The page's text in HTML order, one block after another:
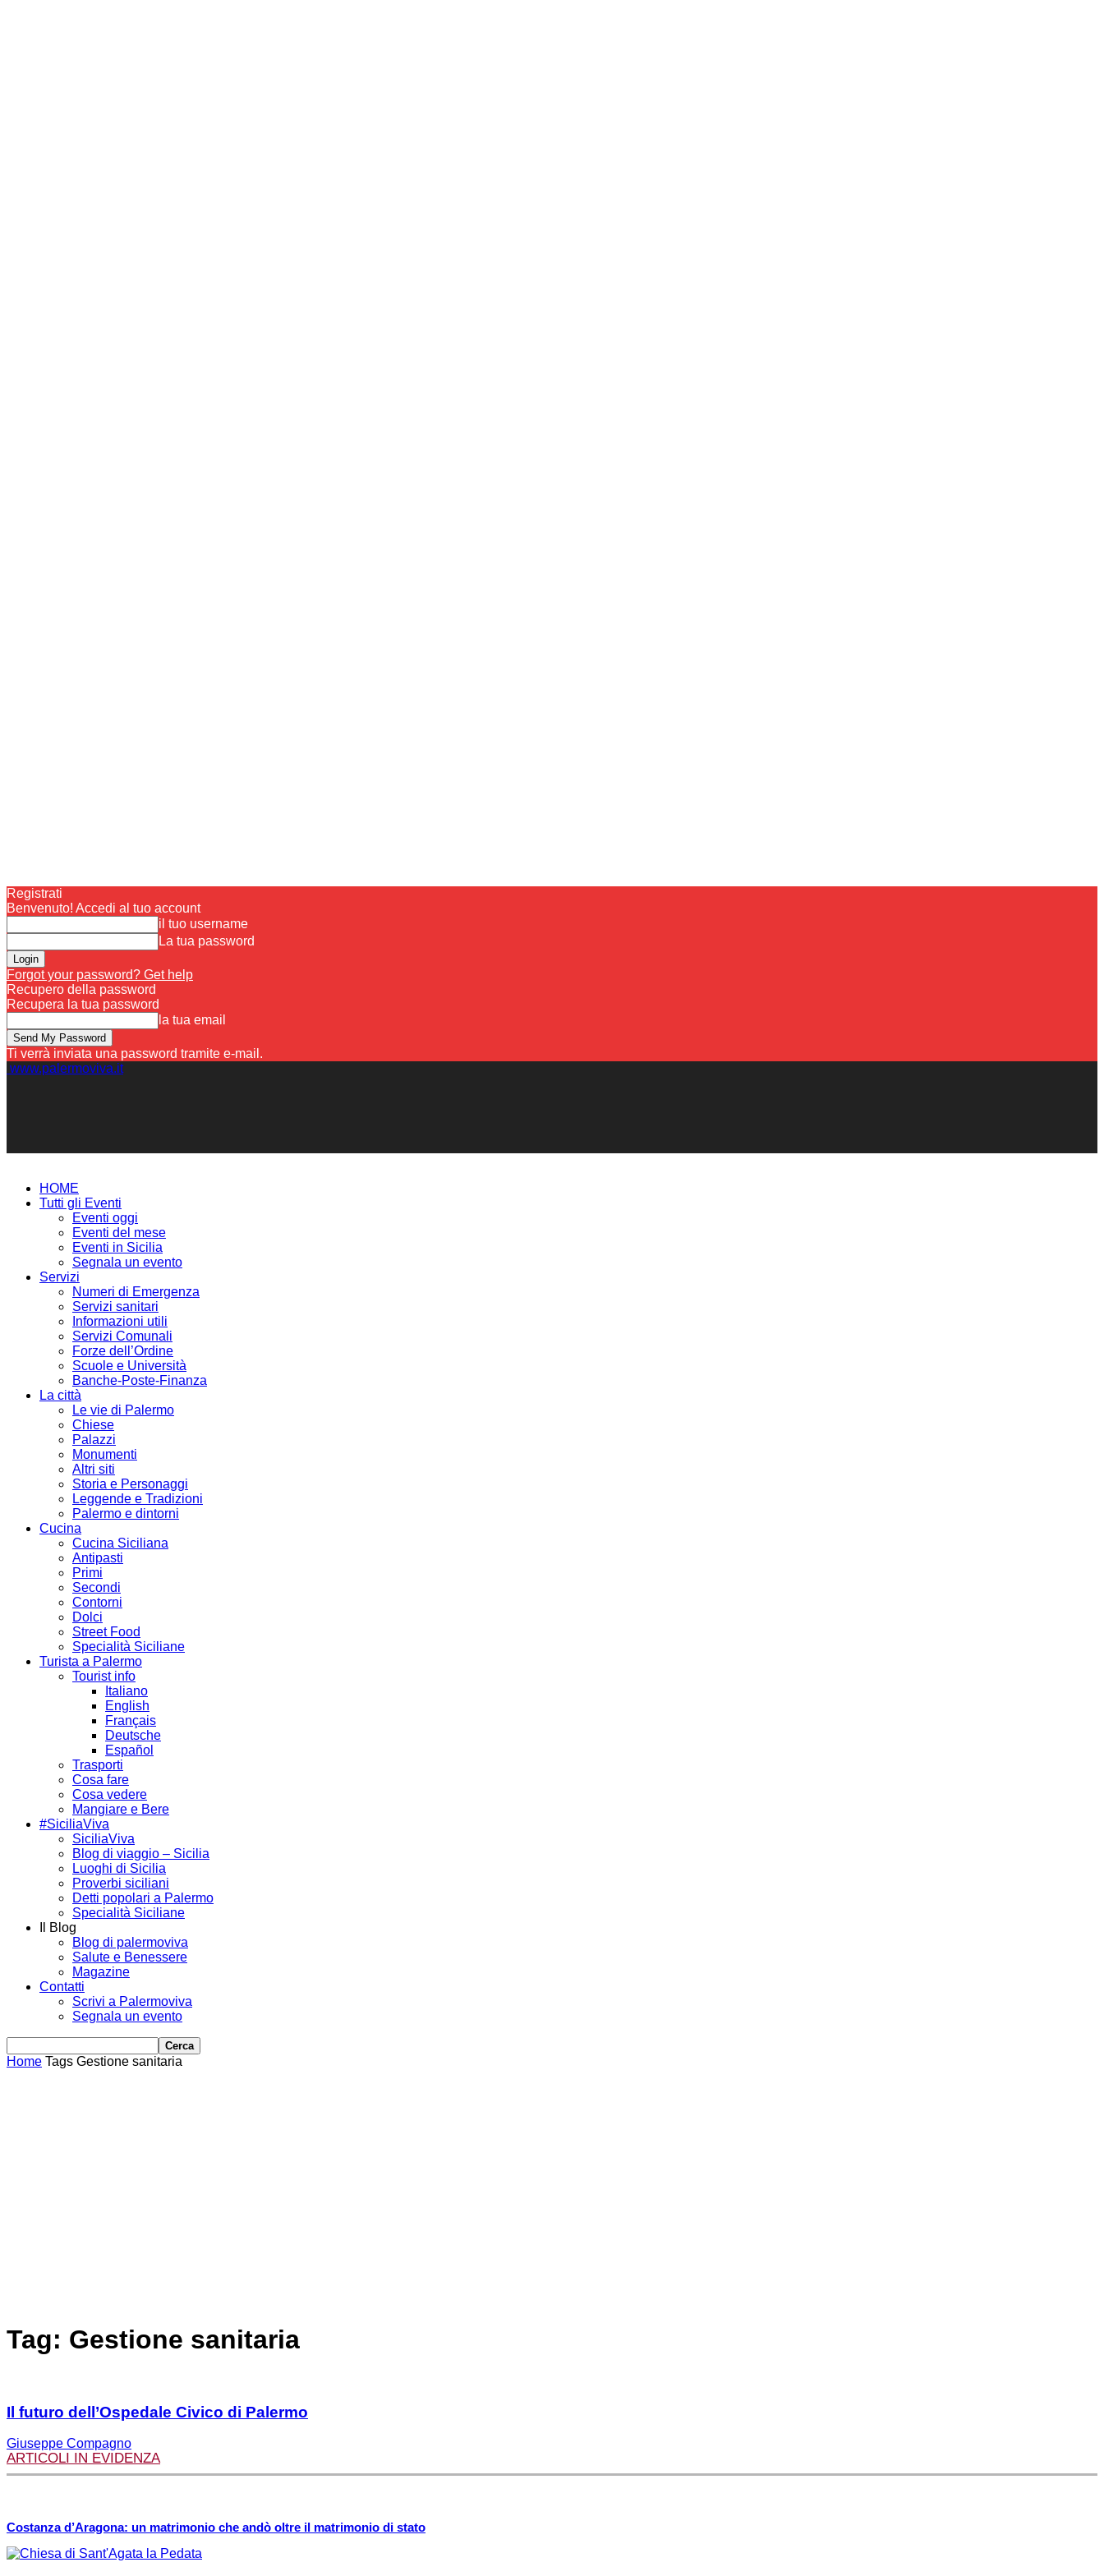
Registrati
Benvenuto! Accedi al tuo account
il tuo username
La tua password
Forgot your password? Get help
Recupero della password
Recupera la tua password
la tua email
Ti verrà inviata una password tramite e-mail.
www.palermoviva.it
HOME
Tutti gli Eventi
Eventi oggi
Eventi del mese
Eventi in Sicilia
Segnala un evento
Servizi
Numeri di Emergenza
Servizi sanitari
Informazioni utili
Servizi Comunali
Forze dell’Ordine
Scuole e Università
Banche-Poste-Finanza
La città
Le vie di Palermo
Chiese
Palazzi
Monumenti
Altri siti
Storia e Personaggi
Leggende e Tradizioni
Palermo e dintorni
Cucina
Cucina Siciliana
Antipasti
Primi
Secondi
Contorni
Dolci
Street Food
Specialità Siciliane
Turista a Palermo
Tourist info
Italiano
English
Français
Deutsche
Español
Trasporti
Cosa fare
Cosa vedere
Mangiare e Bere
#SiciliaViva
SiciliaViva
Blog di viaggio – Sicilia
Luoghi di Sicilia
Proverbi siciliani
Detti popolari a Palermo
Specialità Siciliane
Il Blog
Blog di palermoviva
Salute e Benessere
Magazine
Contatti
Scrivi a Palermoviva
Segnala un evento
Home Tags Gestione sanitaria
Tag: Gestione sanitaria
Il futuro dell’Ospedale Civico di Palermo
Giuseppe Compagno
ARTICOLI IN EVIDENZA
Costanza d’Aragona: un matrimonio che andò oltre il matrimonio di stato